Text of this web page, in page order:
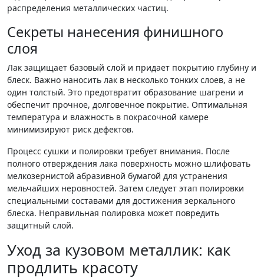
распределения металлических частиц.
Секреты нанесения финишного
слоя
Лак защищает базовый слой и придает покрытию глубину и
блеск. Важно наносить лак в несколько тонких слоев, а не
один толстый. Это предотвратит образование шагрени и
обеспечит прочное, долговечное покрытие. Оптимальная
температура и влажность в покрасочной камере
минимизируют риск дефектов.
Процесс сушки и полировки требует внимания. После
полного отверждения лака поверхность можно шлифовать
мелкозернистой абразивной бумагой для устранения
мельчайших неровностей. Затем следует этап полировки
специальными составами для достижения зеркального
блеска. Неправильная полировка может повредить
защитный слой.
Уход за кузовом металлик: как
продлить красоту